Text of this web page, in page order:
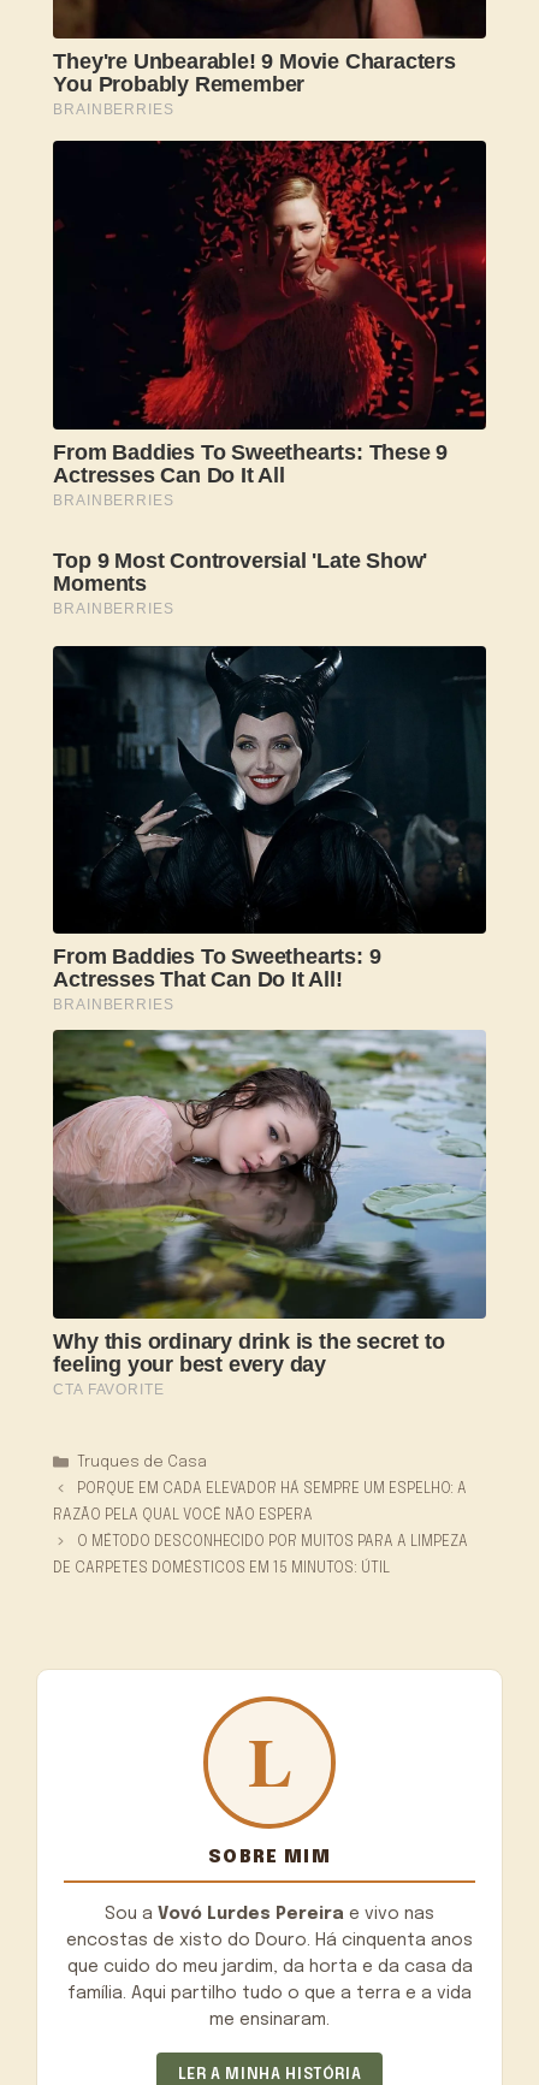
Categorias
Truques de Casa
PORQUE EM CADA ELEVADOR HÁ SEMPRE UM ESPELHO: A
RAZÃO PELA QUAL VOCÊ NÃO ESPERA
O MÉTODO DESCONHECIDO POR MUITOS PARA A LIMPEZA
DE CARPETES DOMÉSTICOS EM 15 MINUTOS: ÚTIL
SOBRE MIM
Sou a Vovó Lurdes Pereira e vivo nas
encostas de xisto do Douro. Há cinquenta anos
que cuido do meu jardim, da horta e da casa da
família. Aqui partilho tudo o que a terra e a vida
me ensinaram.
LER A MINHA HISTÓRIA